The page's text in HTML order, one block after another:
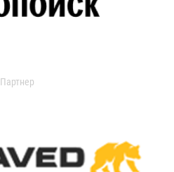
Партнер